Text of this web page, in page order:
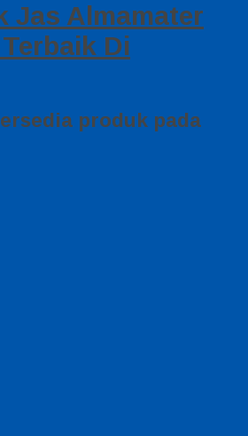
Jas Almamater
Di
produk pada